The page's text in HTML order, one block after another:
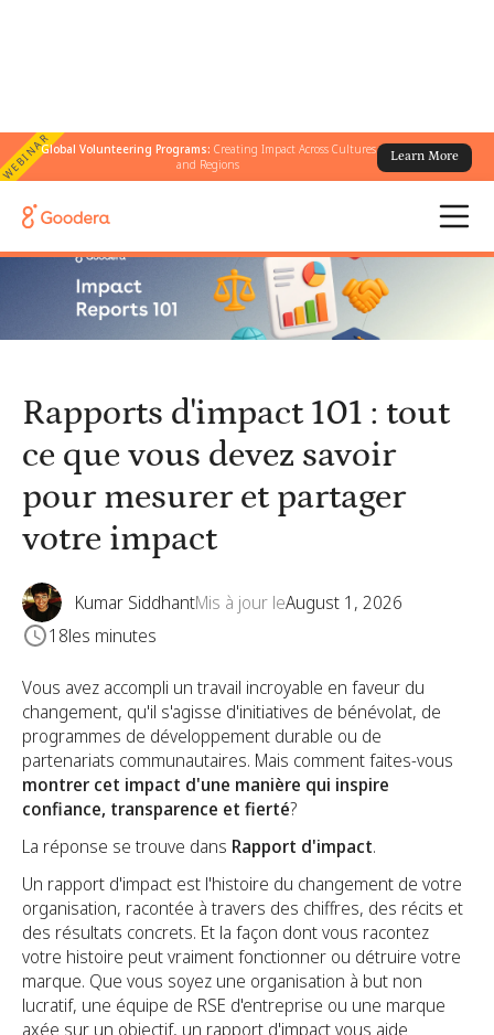
WEBINARGlobal Volunteering Programs: Creating Impact Across Cultures
and Regions
Learn More
← Tous les blogs
mesurer et partager votre impact
Rapports d'impact 101 : tout
ce que vous devez savoir
pour mesurer et partager
votre impact
Kumar SiddhantMis à jour leAugust 1, 2026
18les minutes
Vous avez accompli un travail incroyable en faveur du
changement, qu'il s'agisse d'initiatives de bénévolat, de
programmes de développement durable ou de
partenariats communautaires. Mais comment faites-vous
montrer cet impact d'une manière qui inspire
confiance, transparence et fierté?
La réponse se trouve dans Rapport d'impact.
Un rapport d'impact est l'histoire du changement de votre
organisation, racontée à travers des chiffres, des récits et
des résultats concrets. Et la façon dont vous racontez
votre histoire peut vraiment fonctionner ou détruire votre
marque. Que vous soyez une organisation à but non
lucratif, une équipe de RSE d'entreprise ou une marque
axée sur un objectif, un rapport d'impact vous aide